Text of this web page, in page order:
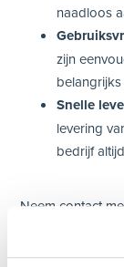
naadloos
zijn
Snelle
levering
bedrijf
Neem contact
om de